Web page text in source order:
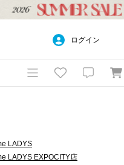
ログイン
LADYS
LADYS EXPOCITY店